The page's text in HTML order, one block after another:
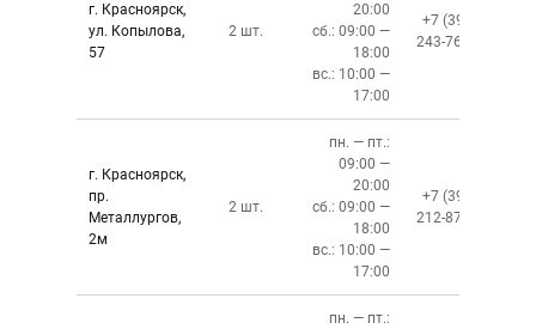
г. Красноярск,
ул. Копылова,
57
2 шт.
20:00
сб.: 09:00 —
18:00
вс.: 10:00 —
17:00
+7 (391)
243-76-13
г. Красноярск,
пр.
Металлургов,
2м
2 шт.
пн. — пт.:
09:00 —
20:00
сб.: 09:00 —
18:00
вс.: 10:00 —
17:00
+7 (391)
212-87-27
пн. — пт.: